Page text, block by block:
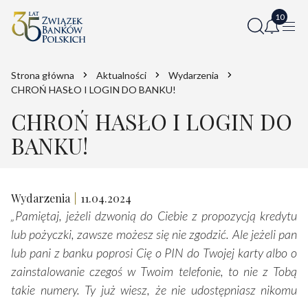
Strona główna Aktualności
Wydarzenia
CHROŃ HASŁO I LOGIN DO BANKU!
CHROŃ HASŁO I LOGIN DO
BANKU!
Wydarzenia 11.04.2024
„Pamiętaj, jeżeli dzwonią do Ciebie z propozycją kredytu
lub pożyczki, zawsze możesz się nie zgodzić. Ale jeżeli pan
lub pani z banku poprosi Cię o PIN do Twojej karty albo o
zainstalowanie czegoś w Twoim telefonie, to nie z Tobą
takie numery. Ty już wiesz, że nie udostępniasz nikomu